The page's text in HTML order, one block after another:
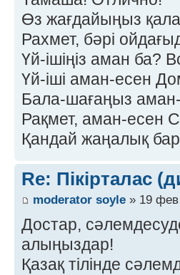
Өз жағдайыңыз
Рахмет, бәрі
Үй-ішіңіз аман ба?
Үй-іші аман-есен
Бала-шағаңыз
Рақмет, аман-есен
Қандай жаңалық
Re: Пікірталас
moderator soyle » 19 фев
Достар,
алыңыздар!
Қазақ тілінде